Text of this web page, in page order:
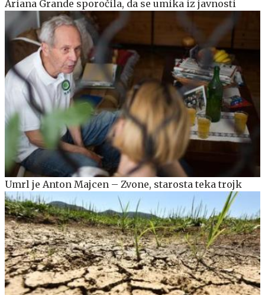
Ariana Grande sporočila, da se umika iz javnosti
Umrl je Anton Majcen – Zvone, starosta teka trojk